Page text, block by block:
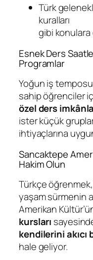
Türk
kuralları
gibi konulara
Esnek Ders
Programlar
Yoğun iş
sahip öğrenciler
özel ders
ister küçük
ihtiyaçlarına
Sancaktepe
Hakim Olun
Türkçe
yaşam sürmenin
Amerikan
kursları
kendilerini
hale geliyor.